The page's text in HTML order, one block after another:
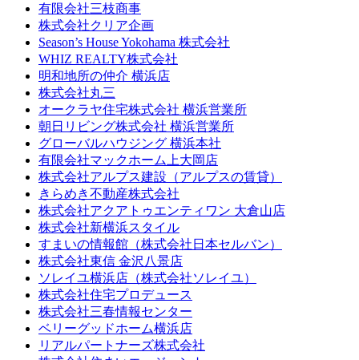
有限会社三枝商事
株式会社クリア企画
Season’s House Yokohama 株式会社
WHIZ REALTY株式会社
明和地所の仲介 横浜店
株式会社丸三
オークラヤ住宅株式会社 横浜営業所
朝日リビング株式会社 横浜営業所
グローバルハウジング 横浜本社
有限会社マックホーム上大岡店
株式会社アルプス建設（アルプスの賃貸）
きらめき不動産株式会社
株式会社アクアトゥエンティワン 大倉山店
株式会社新横浜スタイル
すまいの情報館（株式会社日本セルバン）
株式会社東信 金沢八景店
ソレイユ横浜店（株式会社ソレイユ）
株式会社住宅プロデュース
株式会社三春情報センター
ベリーグッドホーム横浜店
リアルパートナーズ株式会社